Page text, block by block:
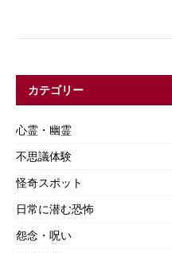
カテゴリー
心霊・幽霊
不思議体験
怪奇スポット
日常に潜む恐怖
怨念・呪い